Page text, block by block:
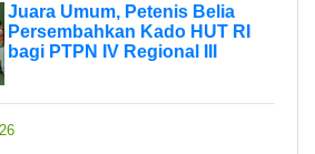
Juara Umum, Petenis Belia
Persembahkan Kado HUT RI
bagi PTPN IV Regional III